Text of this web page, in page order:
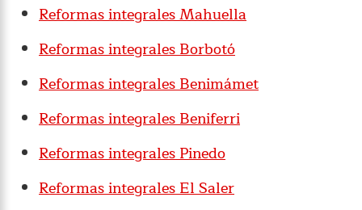
Reformas integrales Mahuella
Reformas integrales Borbotó
Reformas integrales Benimámet
Reformas integrales Beniferri
Reformas integrales Pinedo
Reformas integrales El Saler